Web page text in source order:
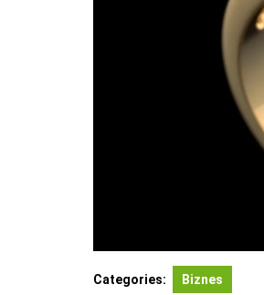
Categories: Biznes